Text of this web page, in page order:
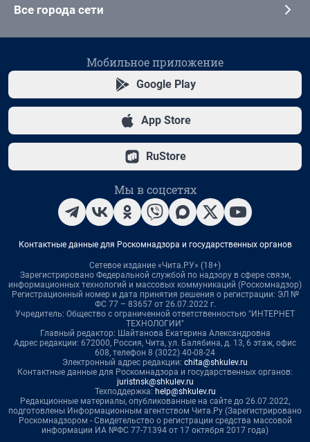
Все города сети
Мобильное приложение
Google Play
App Store
RuStore
Мы в соцсетях
Контактные данные для Роскомнадзора и государственных органов
Сетевое издание «Чита.РУ» (18+)
Зарегистрировано Федеральной службой по надзору в сфере связи,
информационных технологий и массовых коммуникаций (Роскомнадзор)
Регистрационный номер и дата принятия решения о регистрации: ЭЛ №
ФС 77 – 83657 от 26.07.2022 г.
Учредитель: Общество с ограниченной ответственностью "ИНТЕРНЕТ
ТЕХНОЛОГИИ"
Главный редактор: Шайтанова Екатерина Александровна
Адрес редакции: 672000, Россия, Чита, ул. Балябина, д. 13, 6 этаж, офис
608, телефон 8 (3022) 40-08-24
Электронный адрес редакции: chita@shkulev.ru
Контактные данные для Роскомнадзора и государственных органов:
juristnsk@shkulev.ru
Техподдержка: help@shkulev.ru
Редакционные материалы, опубликованные на сайте до 26.07.2022,
подготовлены Информационным агентством Чита.Ру (Зарегистрировано
Роскомнадзором - Свидетельство о регистрации средства массовой
информации ИА №ФС 77-71394 от 17 октября 2017 года)